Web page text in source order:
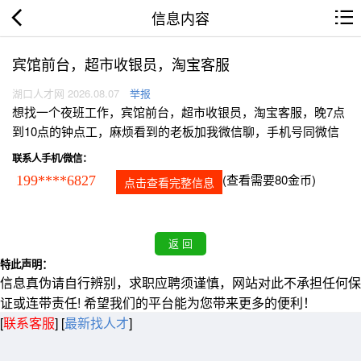
信息内容
宾馆前台，超市收银员，淘宝客服
湖口人才网 2026.08.07 举报
想找一个夜班工作，宾馆前台，超市收银员，淘宝客服，晚7点
到10点的钟点工，麻烦看到的老板加我微信聊，手机号同微信
联系人手机/微信：
199****6827 点击查看完整信息 (查看需要80金币)
特此声明：
信息真伪请自行辨别，求职应聘须谨慎，网站对此不承担任何保
证或连带责任! 希望我们的平台能为您带来更多的便利！
[联系客服] [最新找人才]